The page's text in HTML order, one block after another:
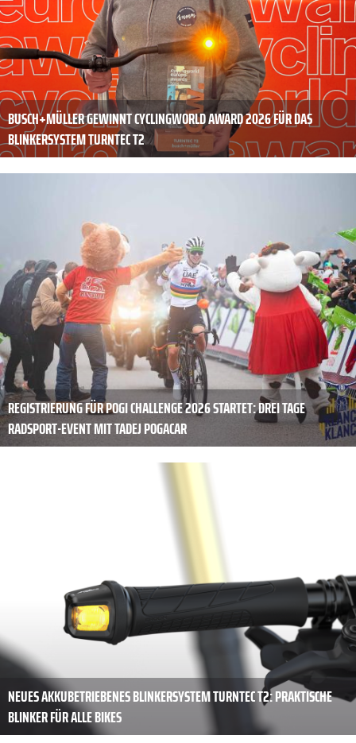
BUSCH+MÜLLER GEWINNT CYCLINGWORLD AWARD 2026 FÜR DAS
BLINKERSYSTEM TURNTEC T2
REGISTRIERUNG FÜR POGI CHALLENGE 2026 STARTET: DREI TAGE
RADSPORT-EVENT MIT TADEJ POGACAR
NEUES AKKUBETRIEBENES BLINKERSYSTEM TURNTEC T2: PRAKTISCHE
BLINKER FÜR ALLE BIKES